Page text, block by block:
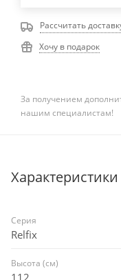
Рассчитать
Хочу в подарок
За получением
нашим специалистам!
Характеристики
Серия
Relfix
Высота (см)
112